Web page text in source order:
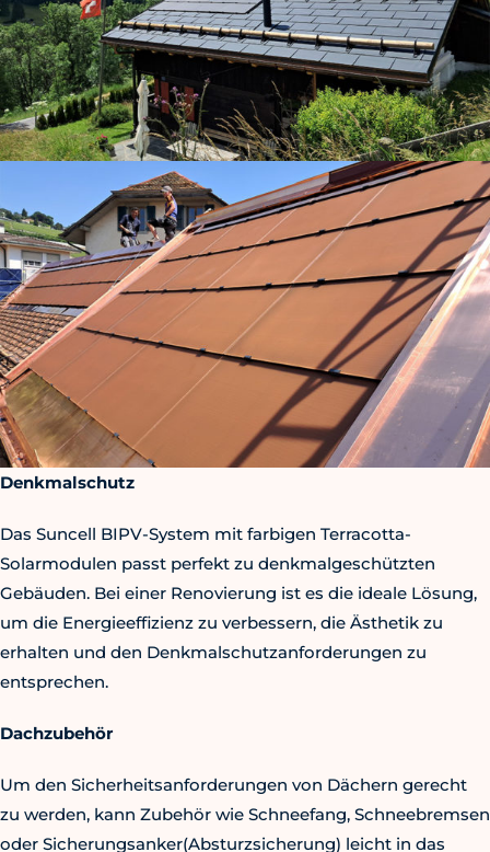
Denkmalschutz
Das Suncell BIPV-System mit farbigen Terracotta-
Solarmodulen passt perfekt zu denkmalgeschützten
Gebäuden. Bei einer Renovierung ist es die ideale Lösung,
um die Energieeffizienz zu verbessern, die Ästhetik zu
erhalten und den Denkmalschutzanforderungen zu
entsprechen.
Dachzubehör
Um den Sicherheitsanforderungen von Dächern gerecht
zu werden, kann Zubehör wie Schneefang, Schneebremsen
oder Sicherungsanker(Absturzsicherung) leicht in das